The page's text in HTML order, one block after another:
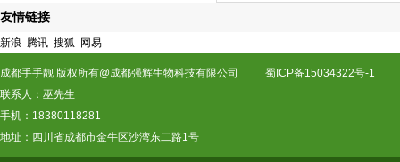
友情链接
新浪 腾讯 搜狐 网易
成都手手靓 版权所有@成都强辉生物科技有限公司 蜀ICP备15034322号-1
联系人：巫先生
手机：18380118281
地址：四川省成都市金牛区沙湾东二路1号